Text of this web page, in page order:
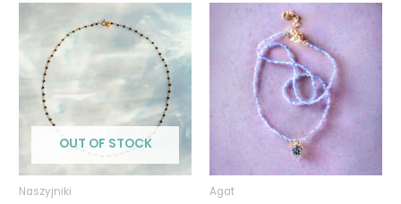
OUT OF STOCK
Naszyjniki
Zakres
cen:
od
149,00 zł
189,00 zł
Agat
Zakres
od
189,00 zł
do
239,00 zł